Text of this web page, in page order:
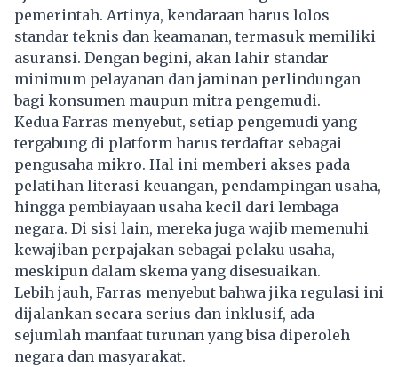
pemerintah. Artinya, kendaraan harus lolos
standar teknis dan keamanan, termasuk memiliki
asuransi. Dengan begini, akan lahir standar
minimum pelayanan dan jaminan perlindungan
bagi konsumen maupun mitra pengemudi.
Kedua Farras menyebut, setiap pengemudi yang
tergabung di platform harus terdaftar sebagai
pengusaha mikro. Hal ini memberi akses pada
pelatihan literasi keuangan, pendampingan usaha,
hingga pembiayaan usaha kecil dari lembaga
negara. Di sisi lain, mereka juga wajib memenuhi
kewajiban perpajakan sebagai pelaku usaha,
meskipun dalam skema yang disesuaikan.
Lebih jauh, Farras menyebut bahwa jika regulasi ini
dijalankan secara serius dan inklusif, ada
sejumlah manfaat turunan yang bisa diperoleh
negara dan masyarakat.